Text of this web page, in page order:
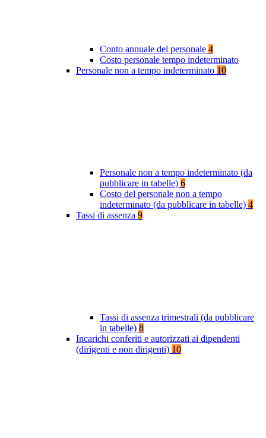
Conto annuale del personale 4
Costo personale tempo indeterminato
Personale non a tempo indeterminato 10
Personale non a tempo indeterminato (da
pubblicare in tabelle) 6
Costo del personale non a tempo
indeterminato (da pubblicare in tabelle) 4
Tassi di assenza 9
Tassi di assenza trimestrali (da pubblicare
in tabelle) 8
Incarichi conferiti e autorizzati ai dipendenti
(dirigenti e non dirigenti) 10